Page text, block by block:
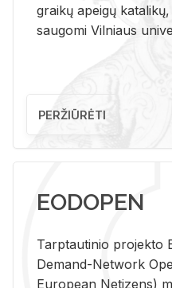
graikų apeigų
saugomi Vilniaus
PERŽIŪRĖTI
EODOPEN
Tarp­tau­ti­nio pro­jek­to
De­mand-Ne­twork
Eu­ro­pe­an Ne­ti­zens)